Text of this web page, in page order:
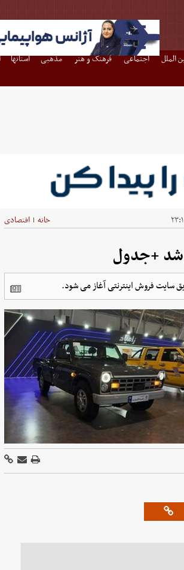
الملل اجتماعی فرهنگ و هنر مذهبی استانها
خانه | اقتصادی
+جدول